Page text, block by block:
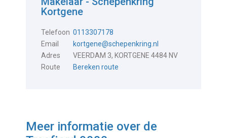
Kortgene
Telefoon 0113307178
Email
kortgene@schepenkring.nl
Adres
VEERDAM 3, KORTGENE 4484 NV
Route
Bereken route
Meer informatie over de